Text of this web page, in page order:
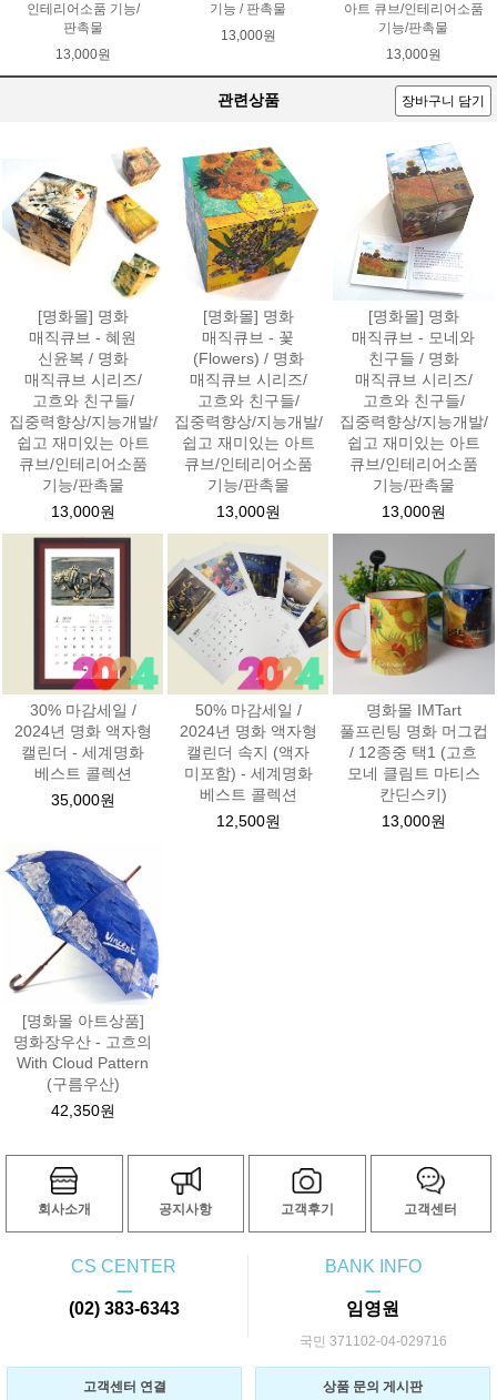
인테리어소품 기능/
판촉물
13,000원
기능 / 판촉물
13,000원
아트 큐브/인테리어소품
기능/판촉물
13,000원
관련상품 장바구니 담기
[명화몰] 명화
매직큐브 - 혜원
신윤복 / 명화
매직큐브 시리즈/
고흐와 친구들/
집중력향상/지능개발/
쉽고 재미있는 아트
큐브/인테리어소품
기능/판촉물
13,000원
[명화몰] 명화
매직큐브 - 꽃
(Flowers) / 명화
매직큐브 시리즈/
고흐와 친구들/
집중력향상/지능개발/
쉽고 재미있는 아트
큐브/인테리어소품
기능/판촉물
13,000원
[명화몰] 명화
매직큐브 - 모네와
친구들 / 명화
매직큐브 시리즈/
고흐와 친구들/
집중력향상/지능개발/
쉽고 재미있는 아트
큐브/인테리어소품
기능/판촉물
13,000원
30% 마감세일 /
2024년 명화 액자형
캘린더 - 세계명화
베스트 콜렉션
35,000원
50% 마감세일 /
2024년 명화 액자형
캘린더 속지 (액자
미포함) - 세계명화
베스트 콜렉션
12,500원
명화몰 IMTart
풀프린팅 명화 머그컵
/ 12종중 택1 (고흐
모네 클림트 마티스
칸딘스키)
13,000원
[명화몰 아트상품]
명화장우산 - 고흐의
With Cloud Pattern
(구름우산)
42,350원
회사소개 공지사항 고객후기 고객센터
CS CENTER
ㅡ
(02) 383-6343
BANK INFO
ㅡ
임영원
국민 371102-04-029716
고객센터 연결 상품 문의 게시판